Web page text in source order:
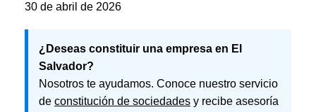
30 de abril de 2026
¿Deseas constituir una empresa en El
Salvador?
Nosotros te ayudamos. Conoce nuestro servicio
de constitución de sociedades y recibe asesoría